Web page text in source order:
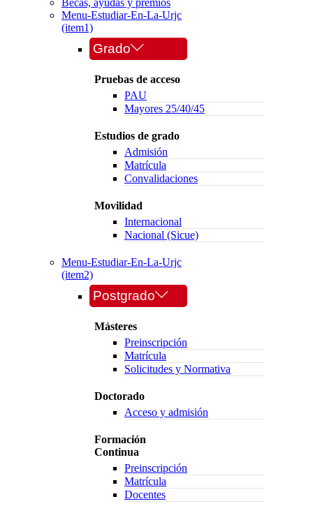
Becas, ayudas y premios
Menu-Estudiar-En-La-Urjc
(item1)
Grado
Pruebas de acceso
PAU
Mayores 25/40/45
Estudios de grado
Admisión
Matrícula
Convalidaciones
Movilidad
Internacional
Nacional (Sicue)
Menu-Estudiar-En-La-Urjc
(item2)
Postgrado
Másteres
Preinscripción
Matrícula
Solicitudes y Normativa
Doctorado
Acceso y admisión
Formación
Continua
Preinscripción
Matrícula
Docentes